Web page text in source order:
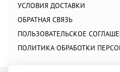
УСЛОВИЯ ДОСТАВКИ
ОБРАТНАЯ СВЯЗЬ
ПОЛЬЗОВАТЕЛЬСКОЕ
ПОЛИТИКА ОБРАБОТКИ